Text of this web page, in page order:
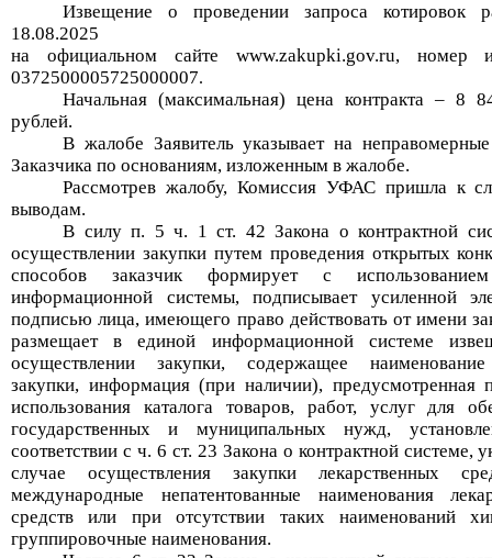
Извещение о проведениизапроса котировок
18.08.2025
на официальном сайте www.zakupki.gov.ru, номер
0372500005725000007.
Начальная (максимальная) цена контракта –8
рублей.
В жалобе Заявитель указывает на неправомерные
Заказчика по основаниям, изложенным в жалобе.
Рассмотрев жалобу, Комиссия УФАС пришла к
выводам.
В силу п. 5 ч. 1 ст. 42 Закона о контрактной
осуществлении закупки путем проведения открытых
способов заказчик формирует с
информационной системы, подписывает усиленной
подписью лица, имеющего право действовать от имени
размещает в единой информационной системе
осуществлении закупки, содержащее
закупки, информация (при наличии), предусмотренная
использования каталога товаров, работ, услуг для
государственных и муниципальных нужд,
соответствии с ч. 6 ст. 23 Закона о контрактной системе,
случае осуществления закупки лекарственных
международные непатентованные наименования
средств или при отсутствии таких наименований
группировочные наименования.